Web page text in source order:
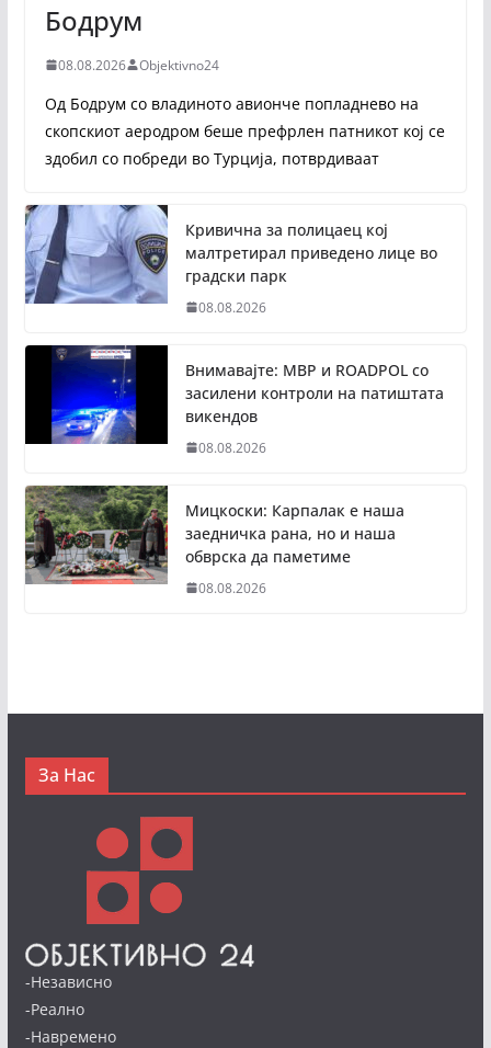
Бодрум
08.08.2026 Objektivno24
Од Бодрум со владиното авионче попладнево на
скопскиот аеродром беше префрлен патникот кој се
здобил со побреди во Турција, потврдиваат
Кривична за полицаец кој
малтретирал приведено лице во
градски парк
08.08.2026
Внимавајте: МВР и ROADPOL со
засилени контроли на патиштата
викендов
08.08.2026
Мицкоски: Карпалак е наша
заедничка рана, но и наша
обврска да паметиме
08.08.2026
За Нас
-Независно
-Реално
-Навремено